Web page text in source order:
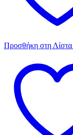
Προσθήκη στη Λίστα